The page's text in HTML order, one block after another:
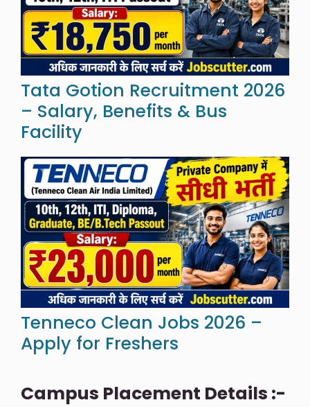
Tata Gotion Recruitment 2026
– Salary, Benefits & Bus
Facility
Tenneco Clean Jobs 2026 –
Apply for Freshers
Campus Placement Details :-